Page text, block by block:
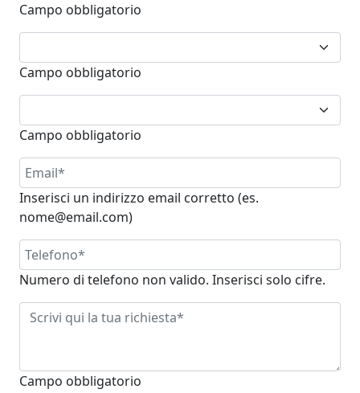
Campo obbligatorio
Campo obbligatorio
Campo obbligatorio
Inserisci un indirizzo email corretto (es.
nome@email.com)
Numero di telefono non valido. Inserisci solo cifre.
Campo obbligatorio